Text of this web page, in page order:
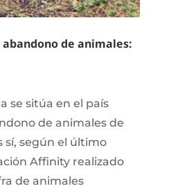
de animales:
se sitúa en el país
de animales de
sí, según el último
Affinity realizado
de animales